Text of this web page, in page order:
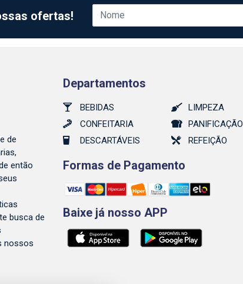
ofertas!
de
então
busca de
nossos
Departamentos
BEBIDAS
CONFEITARIA
DESCARTÁVEIS
LIMPEZA
PANIFICAÇÃO
REFEIÇÃO
Formas de Pagamento
Baixe já nosso APP